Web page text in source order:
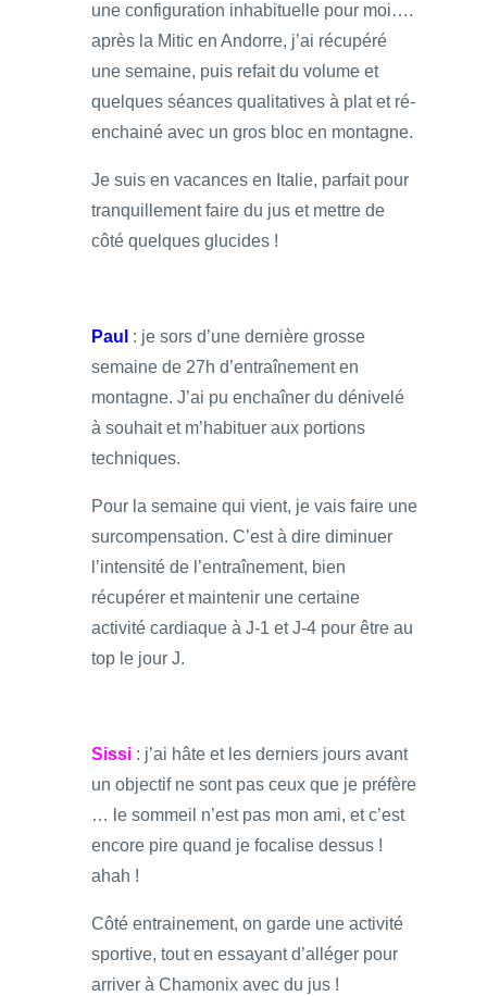
une configuration inhabituelle pour moi….
après la Mitic en Andorre, j’ai récupéré
une semaine, puis refait du volume et
quelques séances qualitatives à plat et ré-
enchainé avec un gros bloc en montagne.
Je suis en vacances en Italie, parfait pour
tranquillement faire du jus et mettre de
côté quelques glucides !
Paul : je sors d’une dernière grosse
semaine de 27h d’entraînement en
montagne. J’ai pu enchaîner du dénivelé
à souhait et m’habituer aux portions
techniques.
Pour la semaine qui vient, je vais faire une
surcompensation. C’est à dire diminuer
l’intensité de l’entraînement, bien
récupérer et maintenir une certaine
activité cardiaque à J-1 et J-4 pour être au
top le jour J.
Sissi : j’ai hâte et les derniers jours avant
un objectif ne sont pas ceux que je préfère
… le sommeil n’est pas mon ami, et c’est
encore pire quand je focalise dessus !
ahah !
Côté entrainement, on garde une activité
sportive, tout en essayant d’alléger pour
arriver à Chamonix avec du jus !